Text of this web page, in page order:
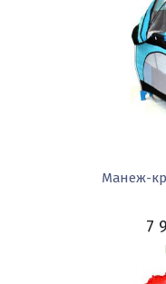
Манеж-
7